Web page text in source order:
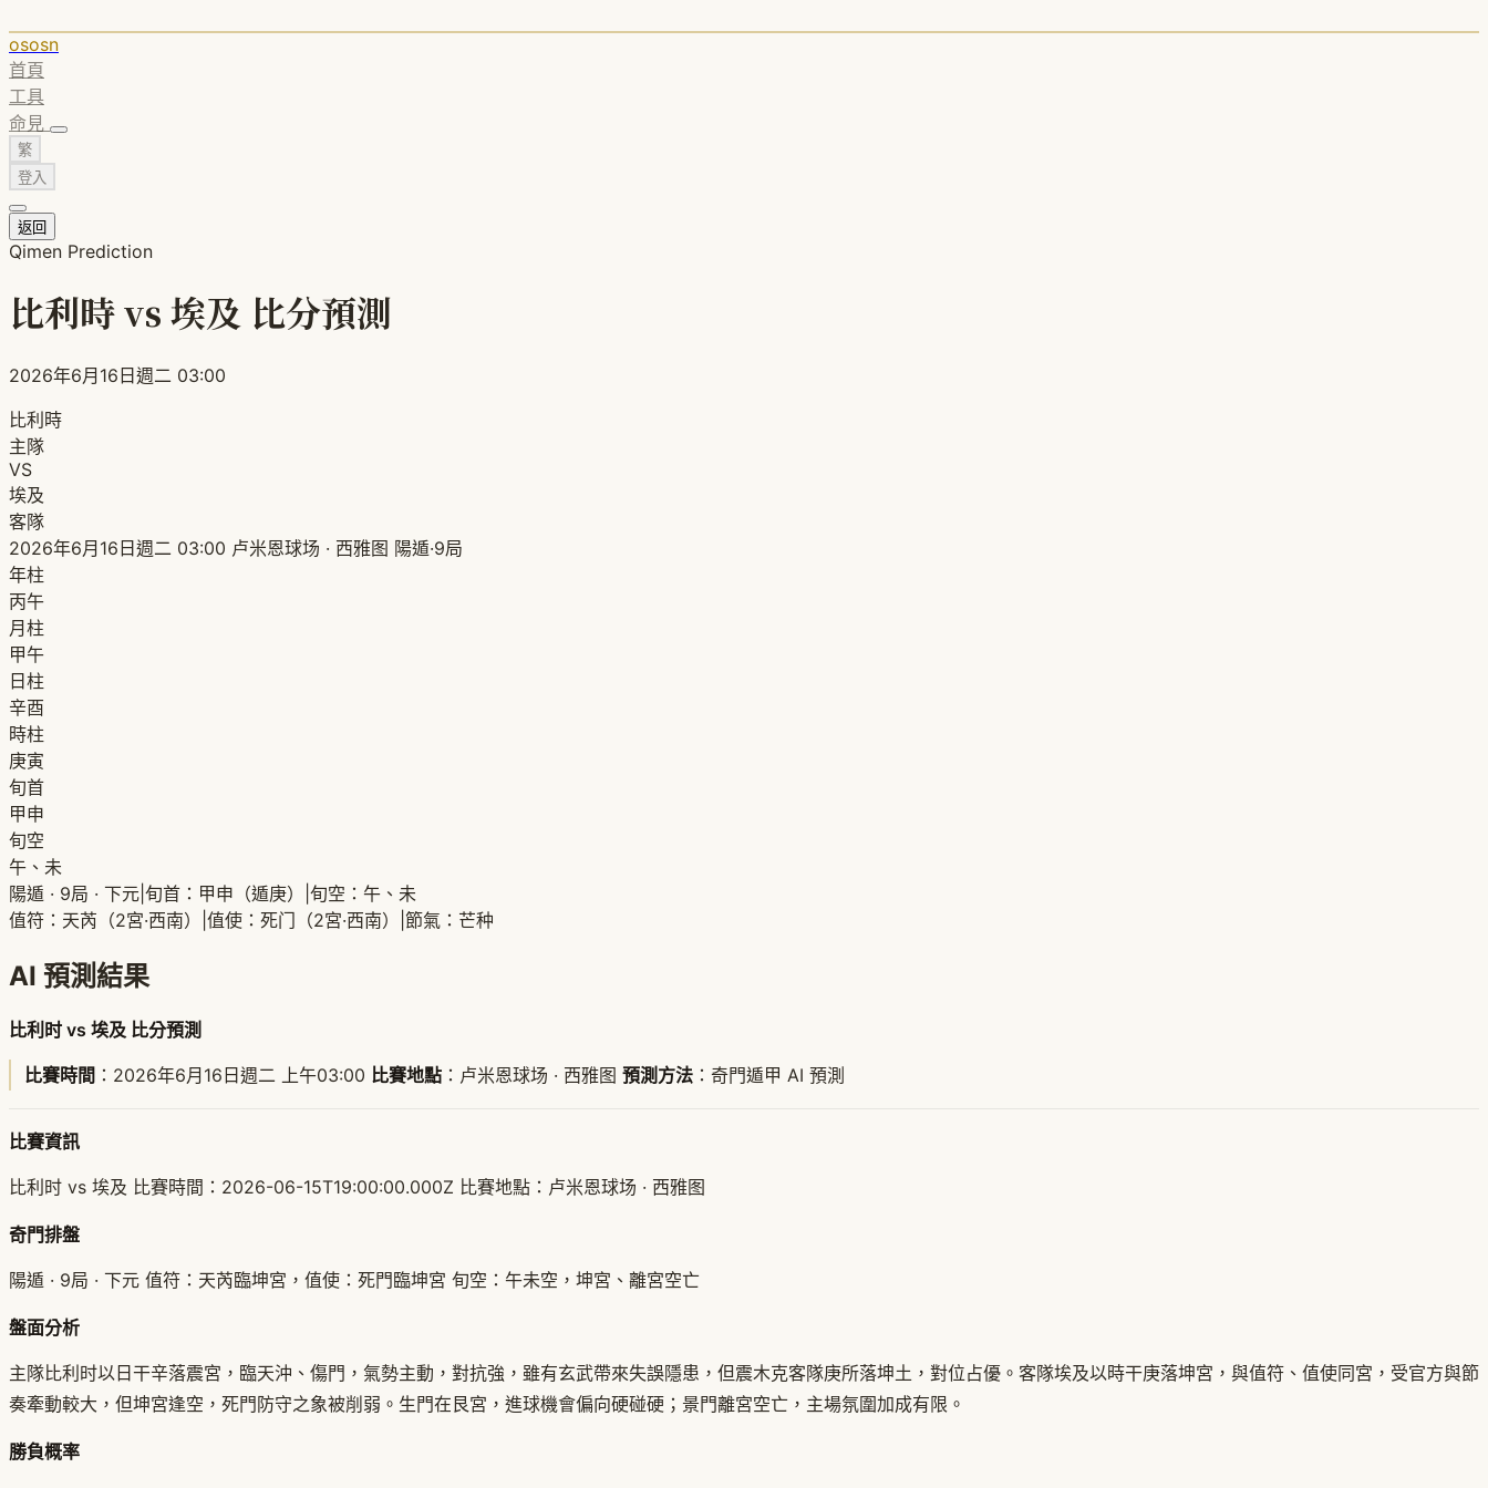
ososn
首頁
工具
命見
繁
登入
返回
Qimen Prediction
比利時 vs 埃及 比分預測
2026年6月16日週二 03:00
比利時
主隊
VS
埃及
客隊
2026年6月16日週二 03:00 卢米恩球场 · 西雅图 陽遁·9局
年柱
丙午
月柱
甲午
日柱
辛酉
時柱
庚寅
旬首
甲申
旬空
午、未
陽遁 · 9局 · 下元 旬首：甲申（遁庚）
旬空：午、未
值符：天芮（2宮·西南）
值使：死门（2宮·西南） 節氣：芒种
AI 預測結果
比利时 vs 埃及 比分預測
比賽時間 ：2026年6月16日週二 上午03:00 比賽地點 ：卢米恩球场 · 西雅图 預測方法 ：奇門遁甲 AI 預測
比賽資訊
比利时 vs 埃及 比賽時間：2026-06-15T19:00:00.000Z 比賽地點：卢米恩球场 · 西雅图
奇門排盤
陽遁 · 9局 · 下元 值符：天芮臨坤宮，值使：死門臨坤宮 旬空：午未空，坤宮、離宮空亡
盤面分析
主隊比利时以日干辛落震宮，臨天沖、傷門，氣勢主動，對抗強，雖有玄武帶來失誤隱患，但震木克客隊庚所落坤土，對位占優。客隊埃及以時干庚落坤宮，與值符、值使同宮，受官方與節
奏牽動較大，但坤宮逢空，死門防守之象被削弱。生門在艮宮，進球機會偏向硬碰硬；景門離宮空亡，主場氛圍加成有限。
勝負概率